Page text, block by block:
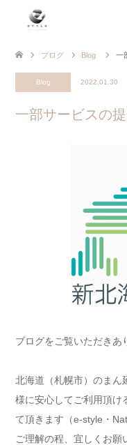
ブログ Blog 一
Blog 2022.01.30
一部サービスの
ブログをご覧いただきあ
北海道（札幌市）のまん
様に安心してご利用頂け
て頂きます（e-style・
ご理解の程、宜しくお願